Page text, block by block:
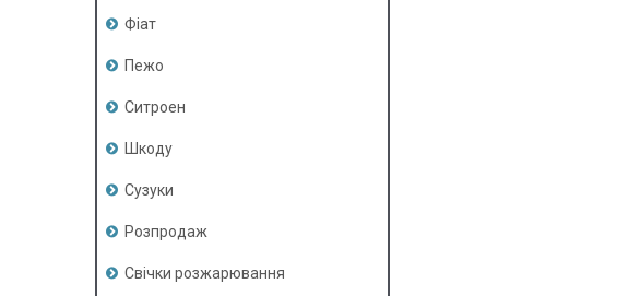
Фіат
Пежо
Ситроен
Шкоду
Сузуки
Розпродаж
Свічки розжарювання